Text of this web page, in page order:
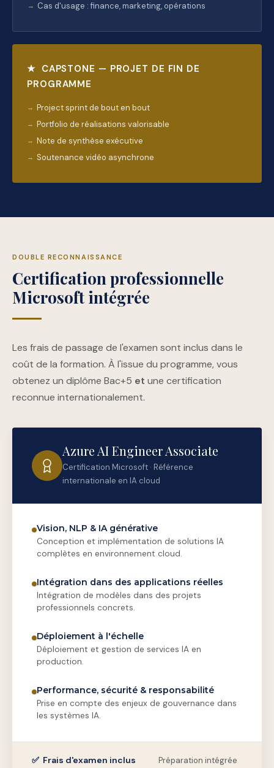
Cas d'usage : finance, marketing, opérations
★ CAPSTONE — PROJET DE FIN DE
PROGRAMME
Project sprint de bout en bout
Portfolio de réalisations valorisable
Note de synthèse exécutive
Soutenance vidéo asynchrone
DOUBLE RECONNAISSANCE
Certification professionnelle
Microsoft intégrée
Les frais de passage de l'examen sont inclus dans le
coût de la formation. À l'issue du programme, vous
obtenez un diplôme Bac+5 et une certification
reconnue internationalement.
Azure AI Engineer Associate
Certification Microsoft · Référence
internationale en IA cloud
Vision, NLP & IA générative
Conception et implémentation de solutions IA
complètes en environnement cloud.
Intégration dans des applications réelles
Intégration de modèles dans des projets
professionnels concrets.
Déploiement à l'échelle
Déploiement et gestion de services IA en
production.
Performance, sécurité & responsabilité
Prise en compte des enjeux de gouvernance dans
les systèmes IA.
✅ Frais d'examen inclus
Préparation intégrée